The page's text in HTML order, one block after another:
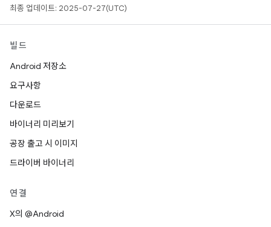
최종 업데이트: 2025-07-27(UTC)
빌드
Android 저장소
요구사항
다운로드
바이너리 미리보기
공장 출고 시 이미지
드라이버 바이너리
연결
X의 @Android